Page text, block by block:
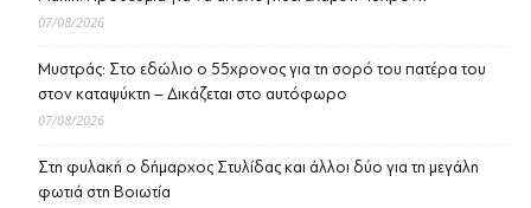
07/08/2026
Μυστράς: Στο εδώλιο ο 55χρονος για τη σορό του πατέρα του
στον καταψύκτη – Δικάζεται στο αυτόφωρο
07/08/2026
Στη φυλακή ο δήμαρχος Στυλίδας και άλλοι δύο για τη μεγάλη
φωτιά στη Βοιωτία